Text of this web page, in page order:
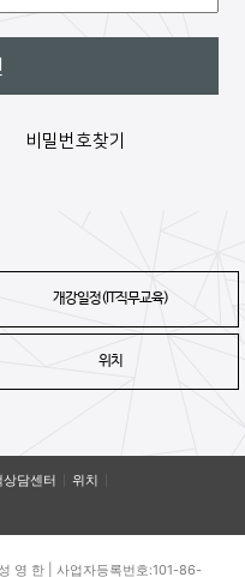
비밀번호찾기
개강일정(IT직무교육)
위치
상담센터
위치
영 한 | 사업자등록번호:101-86-